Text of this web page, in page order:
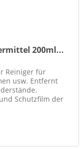
200ml...
Reiniger für
usw. Entfernt
Schutzfilm der